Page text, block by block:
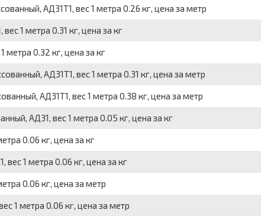
АД31Т1, вес 1 метра 0.26 кг, цена за метр
1 метра 0.31 кг, цена за кг
0.32 кг, цена за кг
АД31Т1, вес 1 метра 0.31 кг, цена за метр
АД31Т1, вес 1 метра 0.38 кг, цена за метр
АД31, вес 1 метра 0.05 кг, цена за кг
0.06 кг, цена за кг
1 метра 0.06 кг, цена за кг
0.06 кг, цена за метр
1 метра 0.06 кг, цена за метр